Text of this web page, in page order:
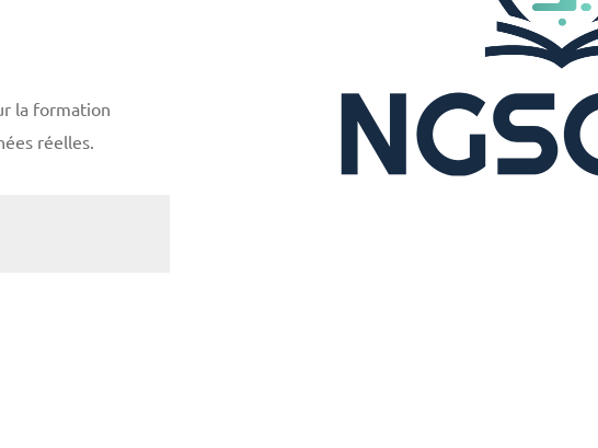
la formation
réelles.